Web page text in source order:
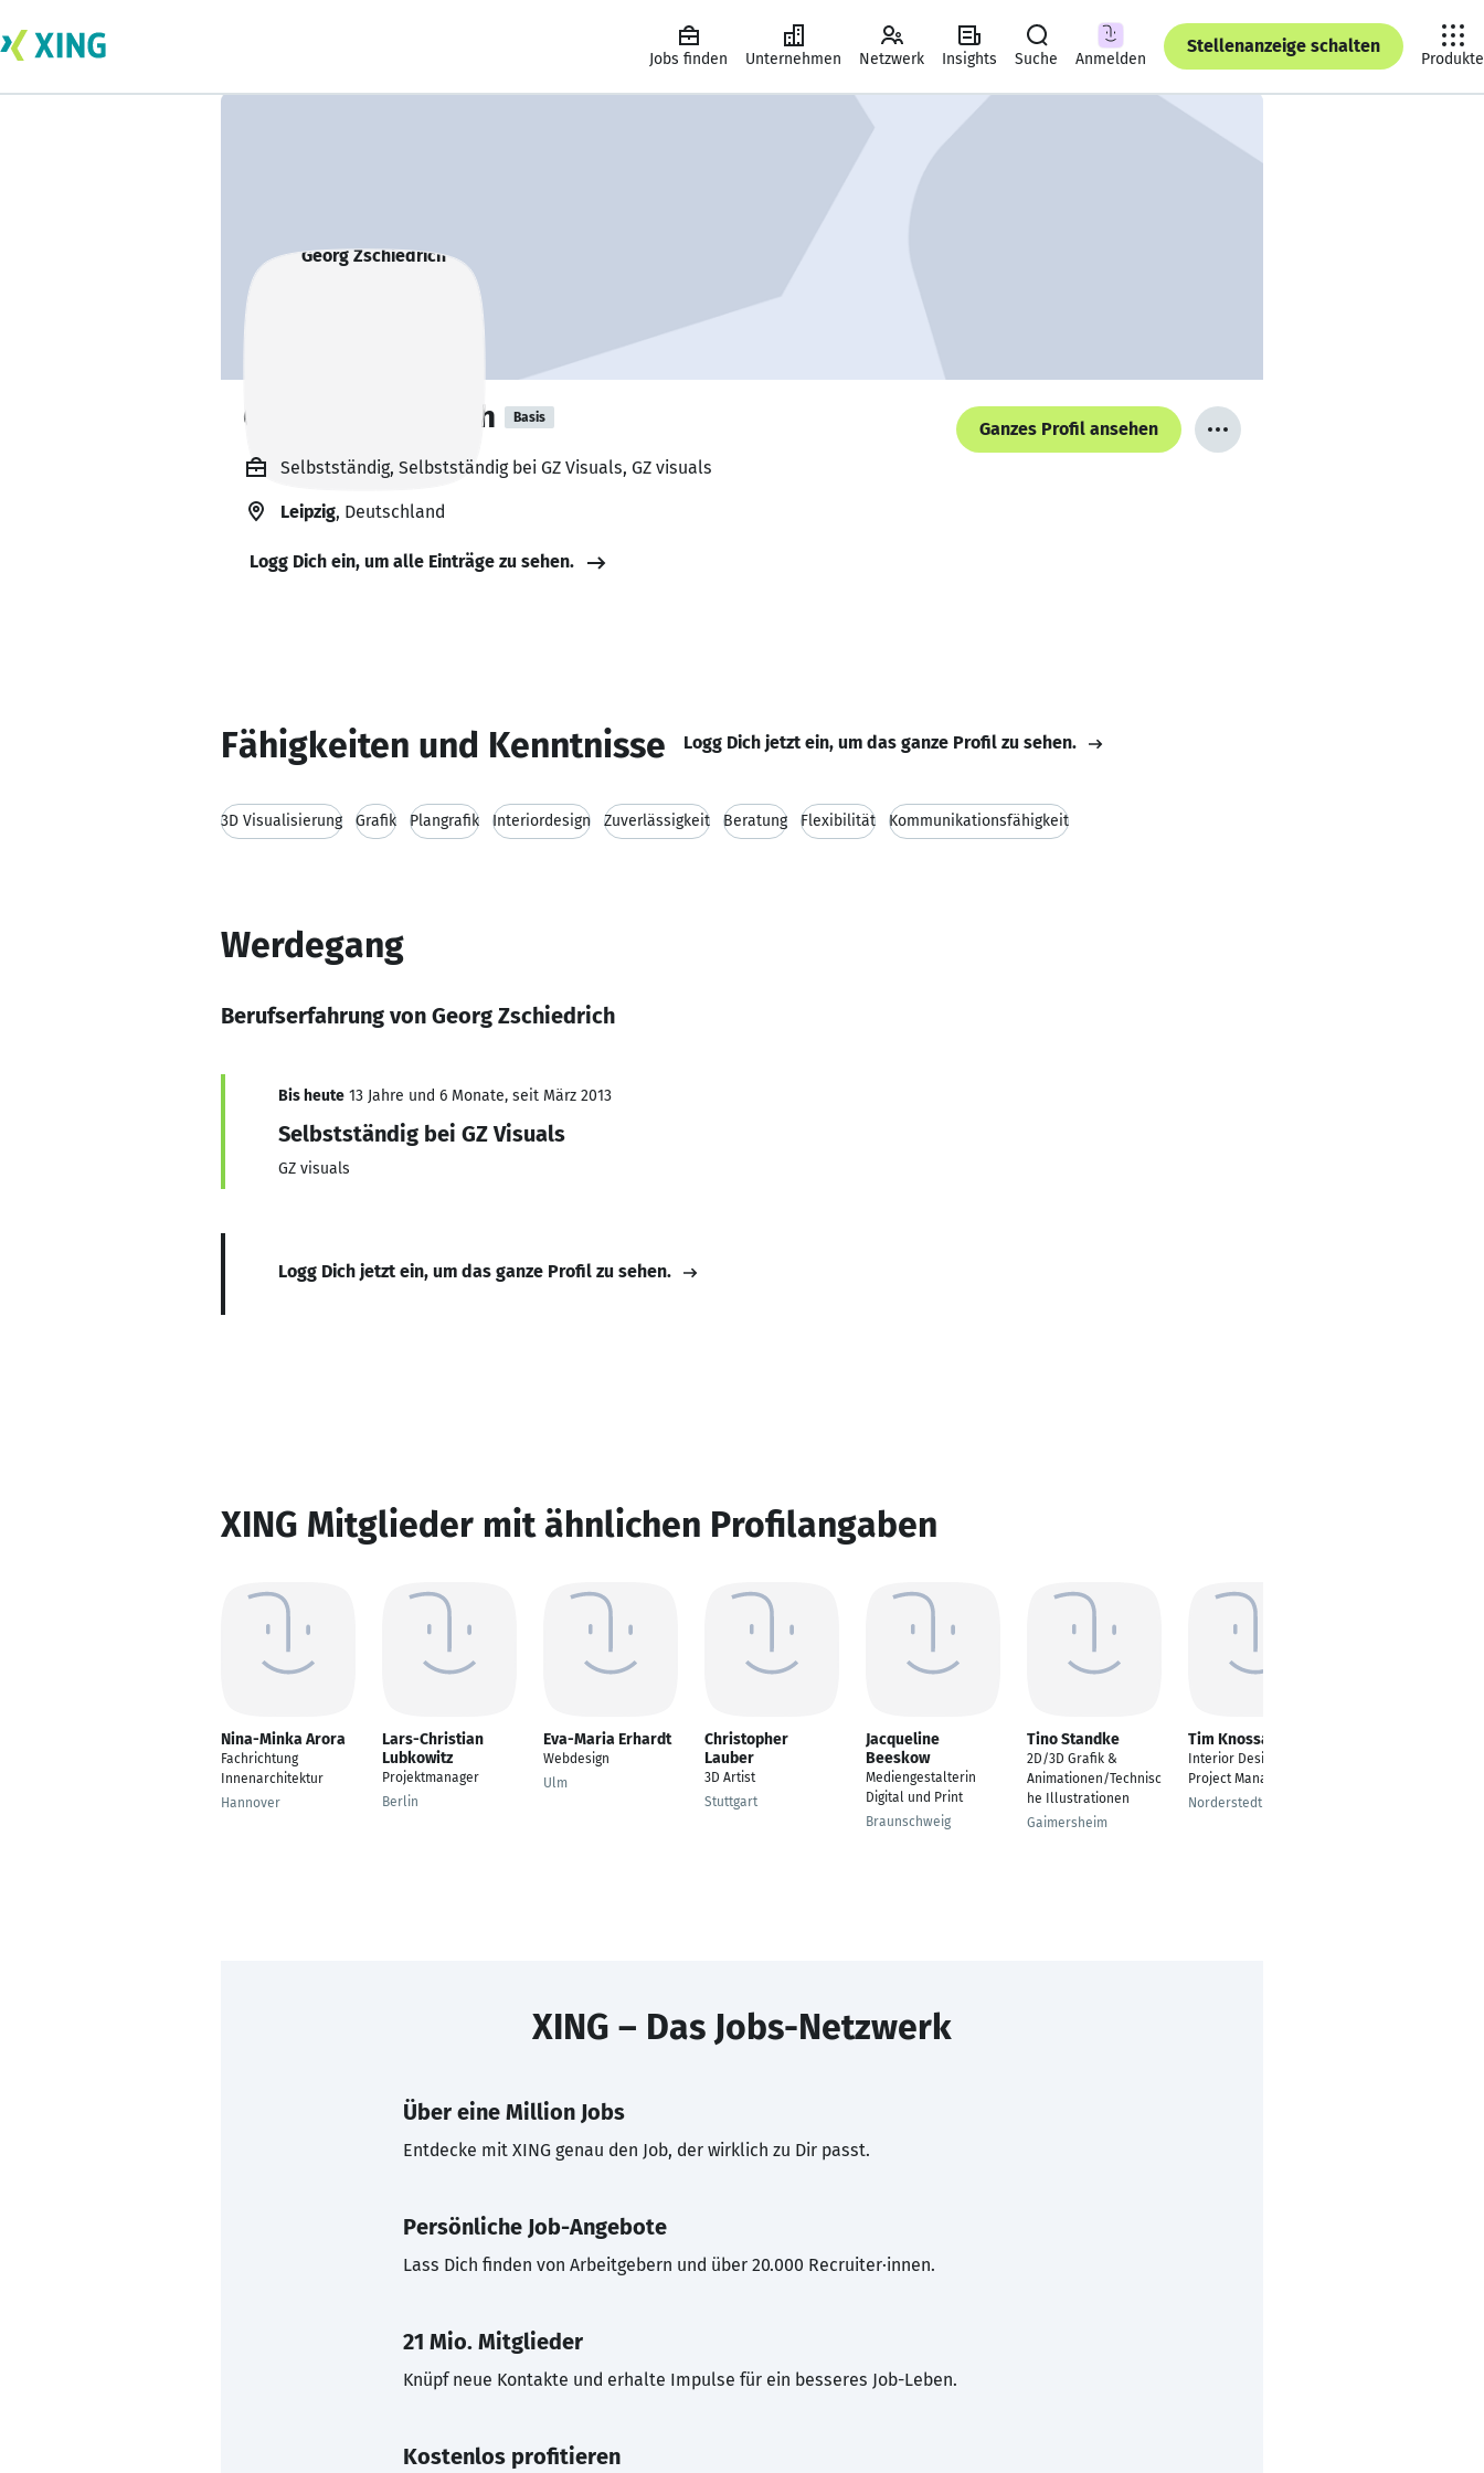
Jobs finden Unternehmen Netzwerk Insights Suche Anmelden
Stellenanzeige schalten
Produkte
Georg Zschiedrich Basis
Ganzes Profil ansehen
Selbstständig, Selbstständig bei GZ Visuals, GZ visuals
Leipzig, Deutschland
Logg Dich ein, um alle Einträge zu sehen.
Fähigkeiten und Kenntnisse Logg Dich jetzt ein, um das ganze Profil zu sehen.
3D Visualisierung Grafik Plangrafik Interiordesign Zuverlässigkeit Beratung Flexibilität Kommunikationsfähigkeit
Werdegang
Berufserfahrung von Georg Zschiedrich
Bis heute 13 Jahre und 6 Monate, seit März 2013
Selbstständig bei GZ Visuals
GZ visuals
Logg Dich jetzt ein, um das ganze Profil zu sehen.
XING Mitglieder mit ähnlichen Profilangaben
Nina-Minka Arora
Fachrichtung
Innenarchitektur
Hannover
Lars-Christian
Lubkowitz
Projektmanager
Berlin
Eva-Maria Erhardt
Webdesign
Ulm
Christopher
Lauber
3D Artist
Stuttgart
Jacqueline
Beeskow
Mediengestalterin
Digital und Print
Braunschweig
Tino Standke
2D/3D Grafik &
Animationen/Technisc
he Illustrationen
Gaimersheim
Tim Knossalla
Interior Design
Project Manager
Norderstedt
XING – Das Jobs-Netzwerk
Über eine Million Jobs
Entdecke mit XING genau den Job, der wirklich zu Dir passt.
Persönliche Job-Angebote
Lass Dich finden von Arbeitgebern und über 20.000 Recruiter·innen.
21 Mio. Mitglieder
Knüpf neue Kontakte und erhalte Impulse für ein besseres Job-Leben.
Kostenlos profitieren